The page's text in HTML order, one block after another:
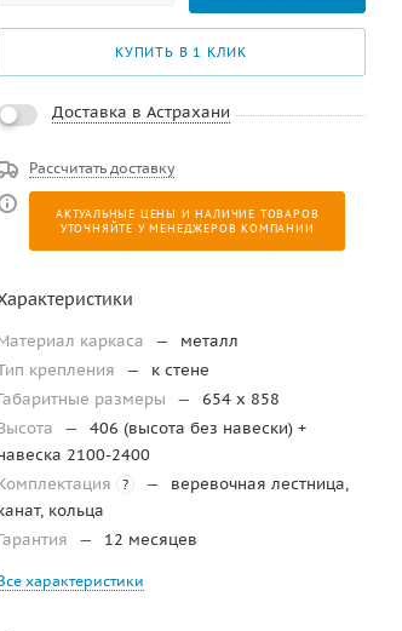
КУПИТЬ В 1 КЛИК
Доставка в Астрахани
Рассчитать доставку
АКТУАЛЬНЫЕ ЦЕНЫ И НАЛИЧИЕ ТОВАРОВ
УТОЧНЯЙТЕ У МЕНЕДЖЕРОВ КОМПАНИИ
каркаса —
металл
крепления
—
к стене
размеры
—
654 x 858
—
406 (высота без навески) +
2100-2400
? —
веревочная лестница,
кольца
— 12 месяцев
характеристики